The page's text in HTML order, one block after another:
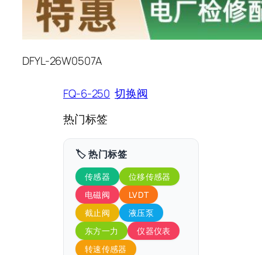
DFYL-26W0507A
FQ-6-250 切换阀
热门标签
🏷️ 热门标签
传感器
位移传感器
电磁阀
LVDT
截止阀
液压泵
东方一力
仪器仪表
转速传感器